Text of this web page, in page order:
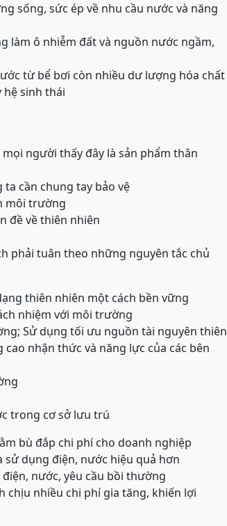
sống, sức ép về nhu cầu nước và năng
làm ô nhiễm đất và nguồn nước ngầm,
từ bể bơi còn nhiều dư lượng hóa chất
hệ sinh thái
người thấy đây là sản phẩm thân
cần chung tay bảo vệ
môi trường
đề về thiên nhiên
phải tuân theo những nguyên tắc chủ
thiên nhiên một cách bền vững
nhiệm với môi trường
Sử dụng tối ưu nguồn tài nguyên thiên
nhận thức và năng lực của các bên
trong cơ sở lưu trú
bù đắp chi phí cho doanh nghiệp
sử dụng điện, nước hiệu quả hơn
nước, yêu cầu bồi thường
chịu nhiều chi phí gia tăng, khiến lợi